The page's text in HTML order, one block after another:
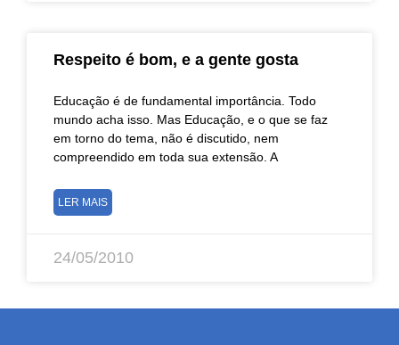
Respeito é bom, e a gente gosta
Educação é de fundamental importância. Todo
mundo acha isso. Mas Educação, e o que se faz
em torno do tema, não é discutido, nem
compreendido em toda sua extensão. A
LER MAIS
24/05/2010